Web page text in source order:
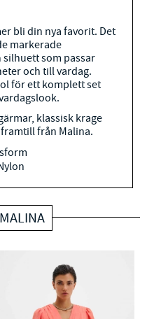
bli din nya favorit. Det
markerade
som passar
och till vardag.
för ett komplett set
klassisk krage
från Malina.